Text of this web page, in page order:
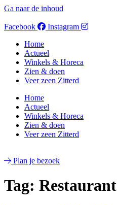
Ga naar de inhoud
Facebook
Instagram
Home
Actueel
Winkels & Horeca
Zien & doen
Veer zeen Zitterd
Home
Actueel
Winkels & Horeca
Zien & doen
Veer zeen Zitterd
Plan je bezoek
Tag: Restaurant